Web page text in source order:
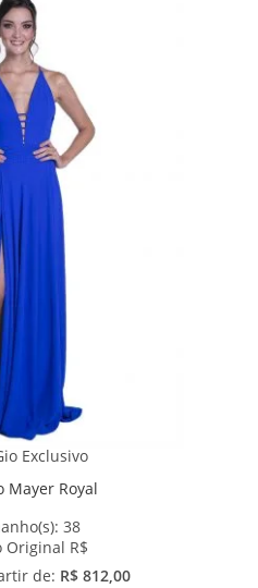
Exclusivo
Mayer Royal
38
Original R$
de: R$ 812,00